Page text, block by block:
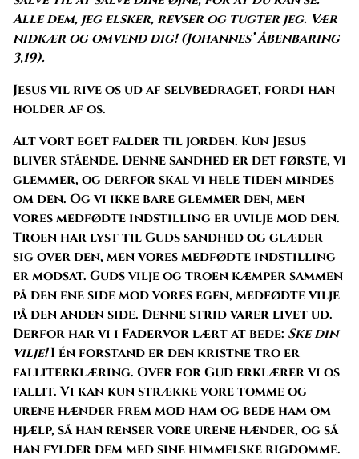
Alle dem, jeg elsker, revser og tugter jeg. Vær
nidkær og omvend dig! (Johannes’ Åbenbaring
3,19).
Jesus vil rive os ud af selvbedraget, fordi han
holder af os.
Alt vort eget falder til jorden. Kun Jesus
bliver stående. Denne sandhed er det første, vi
glemmer, og derfor skal vi hele tiden mindes
om den. Og vi ikke bare glemmer den, men
vores medfødte indstilling er uvilje mod den.
Troen har lyst til Guds sandhed og glæder
sig over den, men vores medfødte indstilling
er modsat. Guds vilje og troen kæmper sammen
på den ene side mod vores egen, medfødte vilje
på den anden side. Denne strid varer livet ud.
Derfor har vi i Fadervor lært at bede: Ske din
vilje!I én forstand er den kristne tro er
falliterklæring. Over for Gud erklærer vi os
fallit. Vi kan kun strække vore tomme og
urene hænder frem mod ham og bede ham om
hjælp, så han renser vore urene hænder, og så
han fylder dem med sine himmelske rigdomme.